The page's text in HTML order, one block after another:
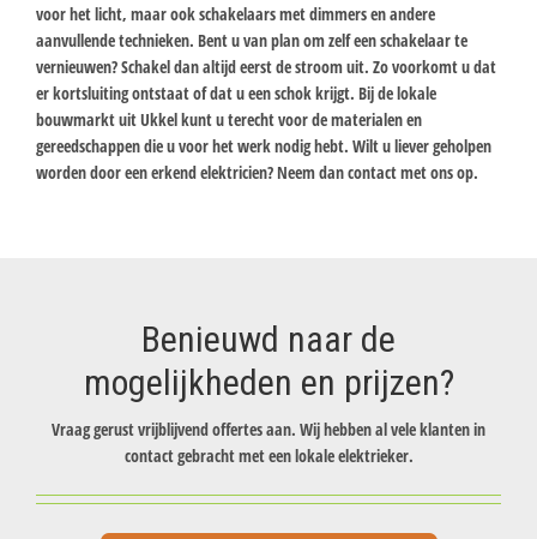
voor het licht, maar ook schakelaars met dimmers en andere
aanvullende technieken. Bent u van plan om zelf een schakelaar te
vernieuwen? Schakel dan altijd eerst de stroom uit. Zo voorkomt u dat
er kortsluiting ontstaat of dat u een schok krijgt. Bij de lokale
bouwmarkt uit Ukkel kunt u terecht voor de materialen en
gereedschappen die u voor het werk nodig hebt. Wilt u liever geholpen
worden door een erkend elektricien? Neem dan contact met ons op.
Benieuwd naar de
mogelijkheden en prijzen?
Vraag gerust vrijblijvend offertes aan. Wij hebben al vele klanten in
contact gebracht met een lokale elektrieker.